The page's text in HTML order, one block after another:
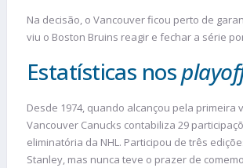
Na decisão, o Vancouver ficou perto de
viu o Boston Bruins reagir e fechar a série
Estatísticas nos
Desde 1974, quando alcançou pela primeira
Vancouver Canucks contabiliza 29
eliminatória da NHL. Participou de três
Stanley, mas nunca teve o prazer de